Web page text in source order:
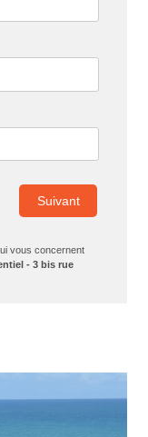
Suivant
vous concernent
- 3 bis rue